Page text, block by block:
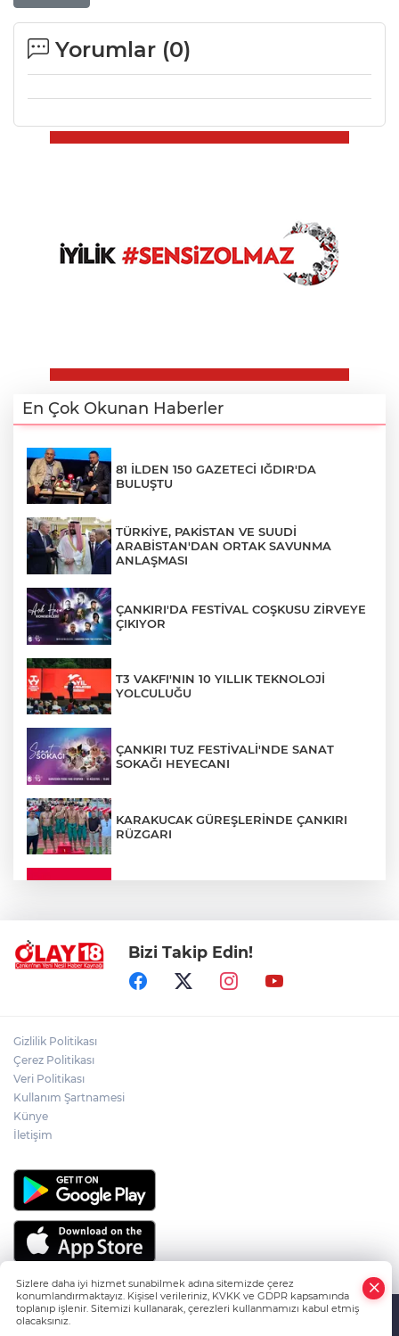
Yorumlar (0)
En Çok Okunan Haberler
81 İLDEN 150 GAZETECİ IĞDIR'DA
BULUŞTU
TÜRKİYE, PAKİSTAN VE SUUDİ
ARABİSTAN'DAN ORTAK SAVUNMA
ANLAŞMASI
ÇANKIRI'DA FESTİVAL COŞKUSU ZİRVEYE
ÇIKIYOR
T3 VAKFI'NIN 10 YILLIK TEKNOLOJİ
YOLCULUĞU
ÇANKIRI TUZ FESTİVALİ'NDE SANAT
SOKAĞI HEYECANI
KARAKUCAK GÜREŞLERİNDE ÇANKIRI
RÜZGARI
ADEM YAYLACI ELDİVAN'DA DUALARLA
TOPRAĞA VERİLDİ
ABD-İRAN HATTINDA YENİ KRİZ
Bizi Takip Edin!
Gizlilik Politikası
Çerez Politikası
Veri Politikası
Kullanım Şartnamesi
Künye
İletişim
Sizlere daha iyi hizmet sunabilmek adına sitemizde çerez
konumlandırmaktayız. Kişisel verileriniz, KVKK ve GDPR kapsamında
toplanıp işlenir. Sitemizi kullanarak, çerezleri kullanmamızı kabul etmiş
olacaksınız.